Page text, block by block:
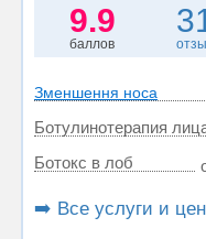
9.9
баллов
Зменшення носа
Ботулинотерапия
Ботокс в лоб
➡️ Все услуги и